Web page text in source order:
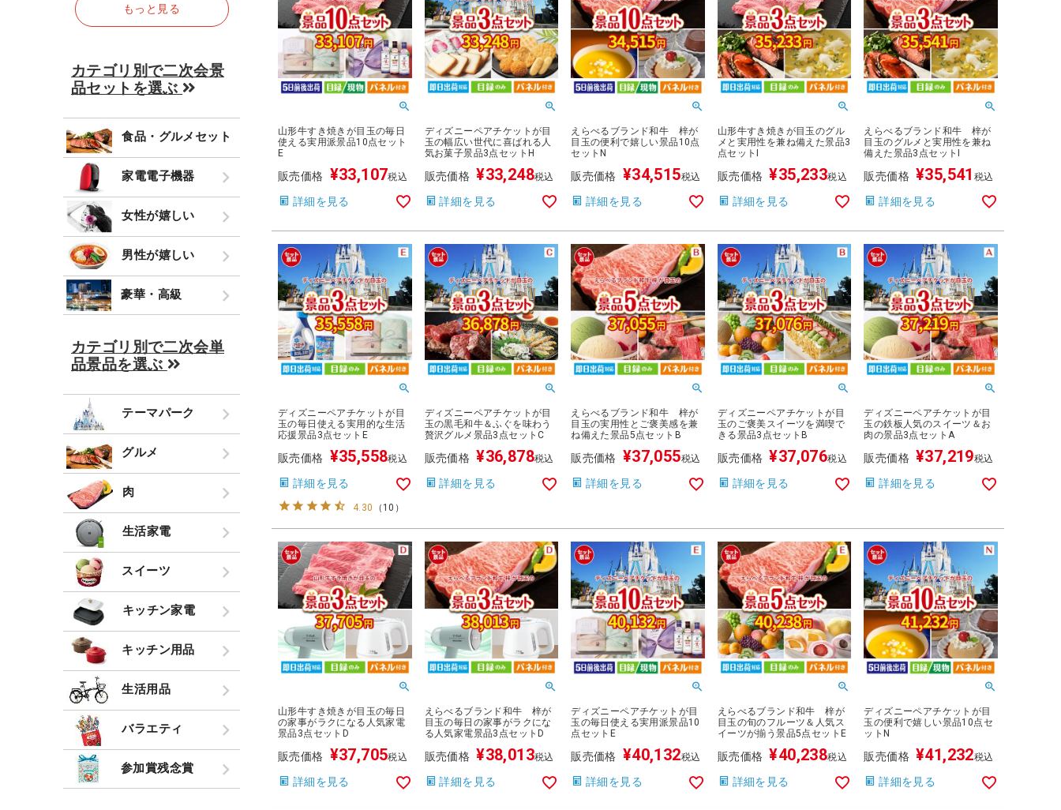
もっと見る
カテゴリ別で二次会景
品セットを選ぶ
食品・グルメセット
家電電子機器
女性が嬉しい
男性が嬉しい
豪華・高級
カテゴリ別で二次会単
品景品を選ぶ
テーマパーク
グルメ
肉
生活家電
スイーツ
キッチン家電
キッチン用品
生活用品
バラエティ
参加賞残念賞
山形牛すき焼きが目玉の毎日
使える実用派景品10点セット
E
販売価格 ¥33,107税込
詳細を見る
ディズニーペアチケットが目
玉の幅広い世代に喜ばれる人
気お菓子景品3点セットH
販売価格 ¥33,248税込
詳細を見る
えらべるブランド和牛 梓が
目玉の便利で嬉しい景品10点
セットN
販売価格 ¥34,515税込
詳細を見る
山形牛すき焼きが目玉のグル
メと実用性を兼ね備えた景品3
点セットI
販売価格 ¥35,233税込
詳細を見る
えらべるブランド和牛 梓が
目玉のグルメと実用性を兼ね
備えた景品3点セットI
販売価格 ¥35,541 税込
詳細を見る
ディズニーペアチケットが目
玉の毎日使える実用的な生活
応援景品3点セットE
販売価格 ¥35,558税込
詳細を見る
4.30 （ 10 ）
ディズニーペアチケットが目
玉の黒毛和牛＆ふぐを味わう
贅沢グルメ景品3点セットC
販売価格 ¥36,878税込
詳細を見る
えらべるブランド和牛 梓が
目玉の実用性とご褒美感を兼
ね備えた景品5点セットB
販売価格 ¥37,055税込
詳細を見る
ディズニーペアチケットが目
玉のご褒美スイーツを満喫で
きる景品3点セットB
販売価格 ¥37,076税込
詳細を見る
ディズニーペアチケットが目
玉の鉄板人気のスイーツ＆お
肉の景品3点セットA
販売価格 ¥37,219税込
詳細を見る
山形牛すき焼きが目玉の毎日
の家事がラクになる人気家電
景品3点セットD
販売価格 ¥37,705税込
詳細を見る
えらべるブランド和牛 梓が
目玉の毎日の家事がラクにな
る人気家電景品3点セットD
販売価格 ¥38,013税込
詳細を見る
ディズニーペアチケットが目
玉の毎日使える実用派景品10
点セットE
販売価格 ¥40,132税込
詳細を見る
えらべるブランド和牛 梓が
目玉の旬のフルーツ＆人気ス
イーツが揃う景品5点セットE
販売価格 ¥40,238税込
詳細を見る
ディズニーペアチケットが目
玉の便利で嬉しい景品10点セ
ットN
販売価格 ¥41,232税込
詳細を見る